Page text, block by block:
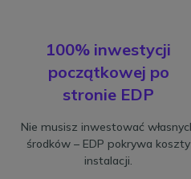
100% inwestycji
początkowej po
stronie EDP
Nie musisz inwestować
środków – EDP pokrywa koszty
instalacji.